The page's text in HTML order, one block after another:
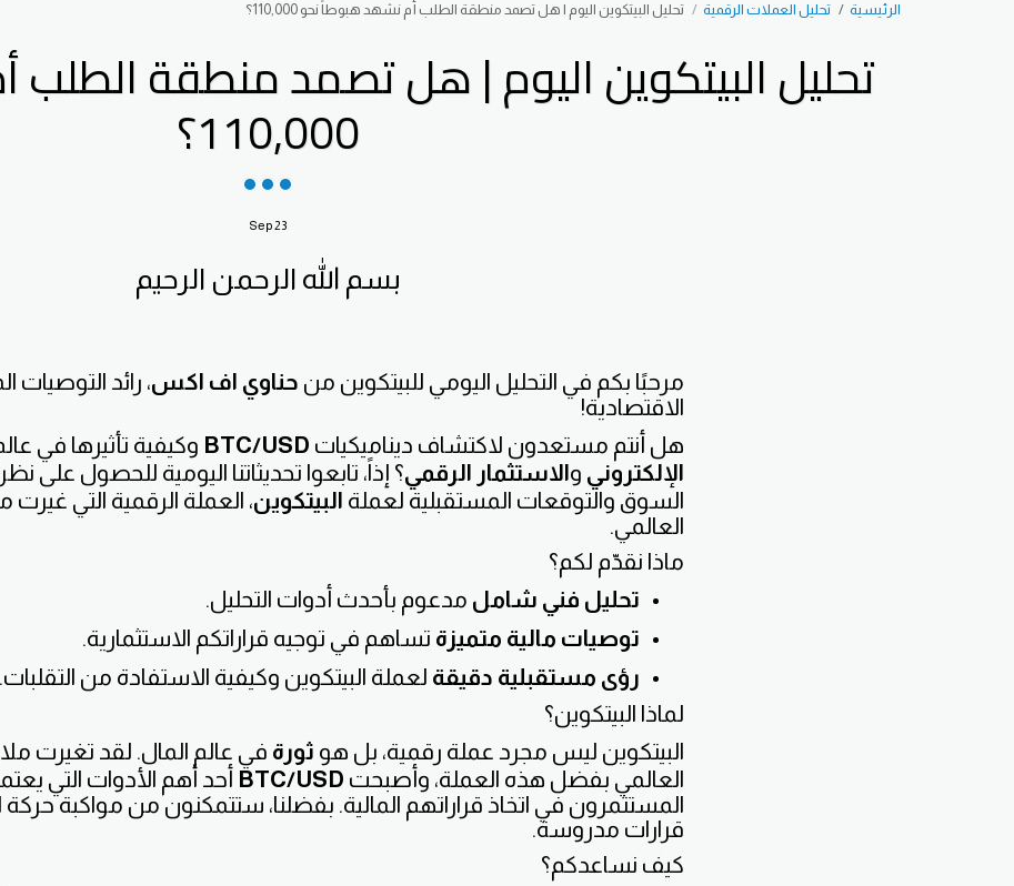
الرئيسية تحليل العملات الرقمية تحليل البيتكوين اليوم | هل تصمد منطقة الطلب أم نشهد هبوطاً نحو 110,000؟
تحليل البيتكوين اليوم | هل تصمد منطقة
110,000؟
23
Sep
بسم الله الرحمن الرحيم
مرحبًا بكم في التحليل اليومي للبيتكوين من حناوي اف اكس، رائد التوصيات
الاقتصادية!
هل أنتم مستعدون لاكتشاف ديناميكيات BTC/USD وكيفية تأثيرها في
الإلكتروني والاستثمار الرقمي؟ إذاً، تابعوا تحديثاتنا اليومية للحصول على
السوق والتوقعات المستقبلية لعملة البيتكوين، العملة الرقمية التي غيرت
العالمي.
ماذا نقدّم لكم؟
تحليل فني شامل مدعوم بأحدث أدوات التحليل.
توصيات مالية متميزة تساهم في توجيه قراراتكم الاستثمارية.
رؤى مستقبلية دقيقة لعملة البيتكوين وكيفية الاستفادة من التقلبات.
لماذا البيتكوين؟
البيتكوين ليس مجرد عملة رقمية، بل هو ثورة في عالم المال. لقد تغيرت
العالمي بفضل هذه العملة، وأصبحت BTC/USD أحد أهم الأدوات التي
المستثمرون في اتخاذ قراراتهم المالية. بفضلنا، ستتمكنون من مواكبة
قرارات مدروسة.
كيف نساعدكم؟